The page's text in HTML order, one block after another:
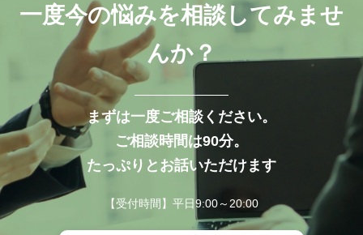
遵守するとともに、上記各項における取り組み及び保護活
動を、維持、改善してまいります。
クッキーについて
当サイトでは、Googleによるアクセス解析ツール「Google
アナリティクス」を使用しています。このGoogleアナリテ
ィクスはデータの収集のためにCookieを使用しています。
このデータは匿名で収集されており、個人を特定するもの
ではありません。
この機能はCookieを無効にすることで収集を拒否すること
が出来ますので、お使いのブラウザの設定をご確認くださ
い。この規約に関しての詳細はGoogleアナリティクスサー
Googleポリシーと規約ページ をご
一度今の悩みを相談してみませ
んか？
まずは一度ご相談ください。
ご相談時間は90分。
たっぷりとお話いただけます
【受付時間】平日9:00～20:00